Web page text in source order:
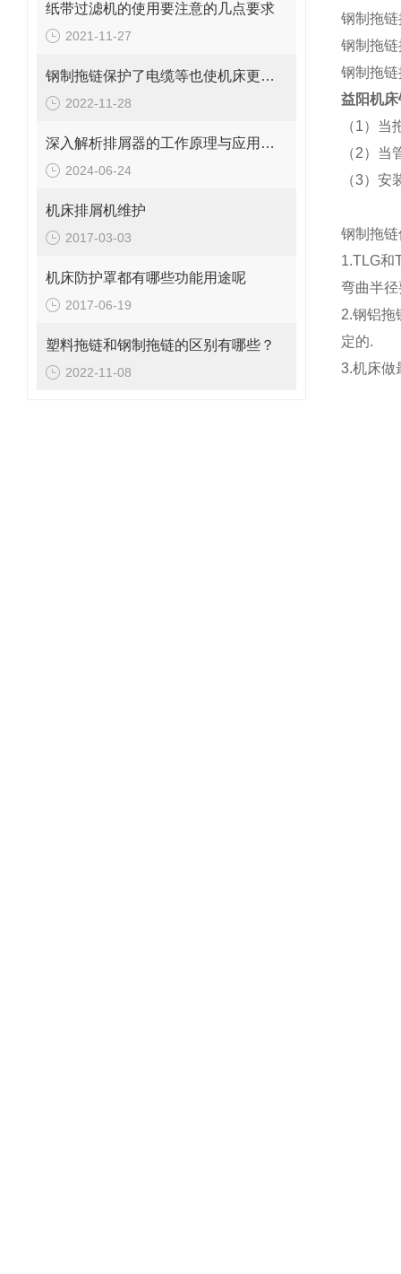
纸带过滤机的使用要注意的几点要求
2021-11-27
钢制拖链保护了电缆等也使机床更美观
2022-11-28
深入解析排屑器的工作原理与应用价值
2024-06-24
机床排屑机维护
2017-03-03
机床防护罩都有哪些功能用途呢
2017-06-19
塑料拖链和钢制拖链的区别有哪些？
2022-11-08
钢制拖
钢制拖
钢制拖
益阳机
（1）
（2）
（3）
钢制拖
1.TLG和
弯曲半
2.钢铝拖
定的.
3.机床做